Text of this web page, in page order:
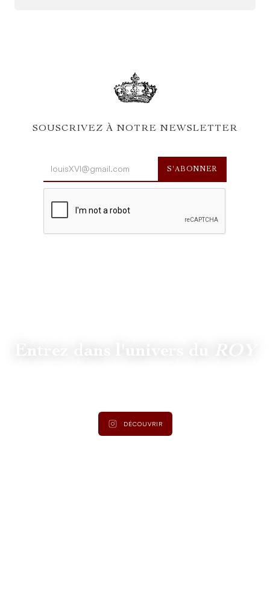
SOUSCRIVEZ À NOTRE NEWSLETTER
ROY
DÉCOUVRIR